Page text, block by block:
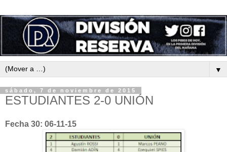
▼
sábado, 7 de noviembre de 2015
ESTUDIANTES 2-0 UNIÓN
Fecha 30: 06-11-15